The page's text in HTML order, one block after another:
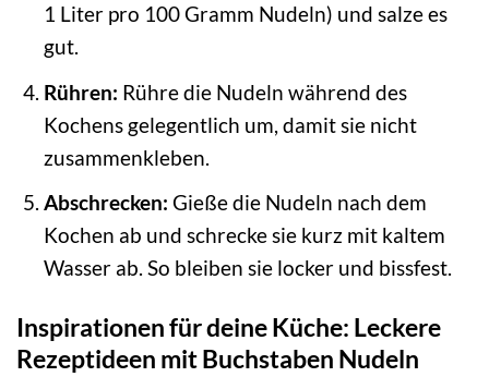
1 Liter pro 100 Gramm Nudeln) und salze es
gut.
Rühren: Rühre die Nudeln während des
Kochens gelegentlich um, damit sie nicht
zusammenkleben.
Abschrecken: Gieße die Nudeln nach dem
Kochen ab und schrecke sie kurz mit kaltem
Wasser ab. So bleiben sie locker und bissfest.
Inspirationen für deine Küche: Leckere
Rezeptideen mit Buchstaben Nudeln